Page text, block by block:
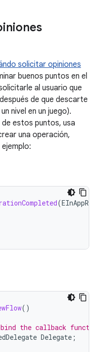
solicitar opiniones
buenos puntos en el
al usuario que
de que descarte
nivel en un juego).
estos puntos, usa
una operación,
(
()
the callback
Delegate ;